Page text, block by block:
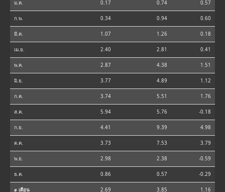
ม.ค. 0.17 0.74 0.57
ก.พ. 0.34 0.94 0.60
มี.ค. 1.07 1.26 0.18
เม.ย. 2.40 2.81 0.41
พ.ค. 2.87 4.38 1.51
มิ.ย. 3.77 4.89 1.12
ก.ค. 3.74 5.51 1.76
ส.ค. 5.94 5.76 -0.18
ก.ย. 4.41 9.39 4.98
ต.ค. 3.73 7.53 3.79
พ.ย. 2.98 2.38 -0.59
ธ.ค. 0.86 0.57 -0.29
⌀ เดือน 2.69 3.85 1.16